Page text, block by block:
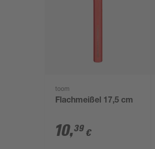
toom
Flachmeißel 17,5 cm
10,39 €